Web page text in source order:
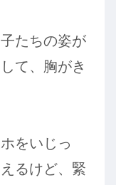
たちの姿が
て、胸がき
をいじっ
るけど、緊